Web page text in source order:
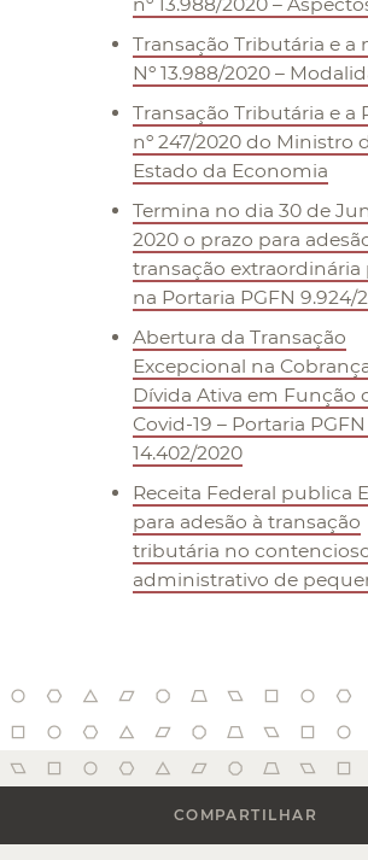
Transação Tributária e a
Nº 13.988/2020 –
Transação Tributária e a
nº 247/2020 do Ministro
Estado da Economia
Termina no dia 30 de
2020 o prazo para
transação extraordinária
na Portaria PGFN 9.924/
Abertura da Transação
Excepcional na
Dívida Ativa em Função
Covid-19 – Portaria PGFN
14.402/2020
Receita Federal publica
para adesão à transação
tributária no
administrativo de
COMPARTILHAR